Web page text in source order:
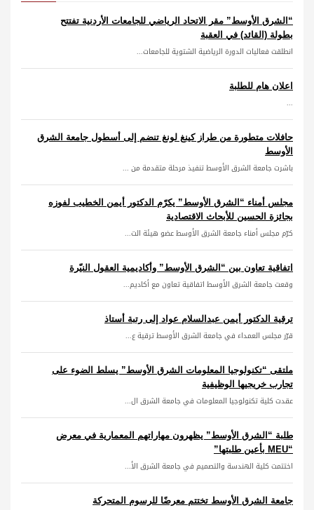
“الشرق الأوسط” مقر الاتحاد الرياضي للجامعات الأردنية تفتتح
بطولة (القائد) في العقبة
انطلقت فعاليات الدورة الرياضية الشتوية للجامعات...
اعلان هام للطلبة
...
حافلات متطورة من طراز كينغ لونغ تنضم إلى أسطول جامعة الشرق
الأوسط
باشرت جامعة الشرق الأوسط تنفيذ مرحلة متقدمة من ...
مجلس أمناء “الشرق الأوسط” يكرّم الدكتور أيمن الخطيب لفوزه
بجائزة الحسين للأبحاث الاقتصادية
كرّم مجلس أمناء جامعة الشرق الأوسط عضو هيئة الت...
اتفاقية تعاون بين “الشرق الأوسط” وأكاديمية العقول النيّرة
وقعت جامعة الشرق الأوسط اتفاقية تعاون مع أكاديم...
ترقية الدكتور أيمن عبدالسلام عواد إلى رتبة أستاذ
قرّر مجلس العمداء في جامعة الشرق الأوسط ترقية ع...
ملتقى “تكنولوجيا المعلومات الشرق الأوسط” يسلط الضوء على
تجارب خريجيها الوظيفية
عقدت كلية تكنولوجيا المعلومات في جامعة الشرق ال...
طلبة “الشرق الأوسط” يظهرون مهاراتهم المعمارية في معرض
“MEU بأعين طلبتها”
اختتمت كلية الهندسة والتصميم في جامعة الشرق الأ...
جامعة الشرق الأوسط تختتم معرضًا للرسوم المتحركة